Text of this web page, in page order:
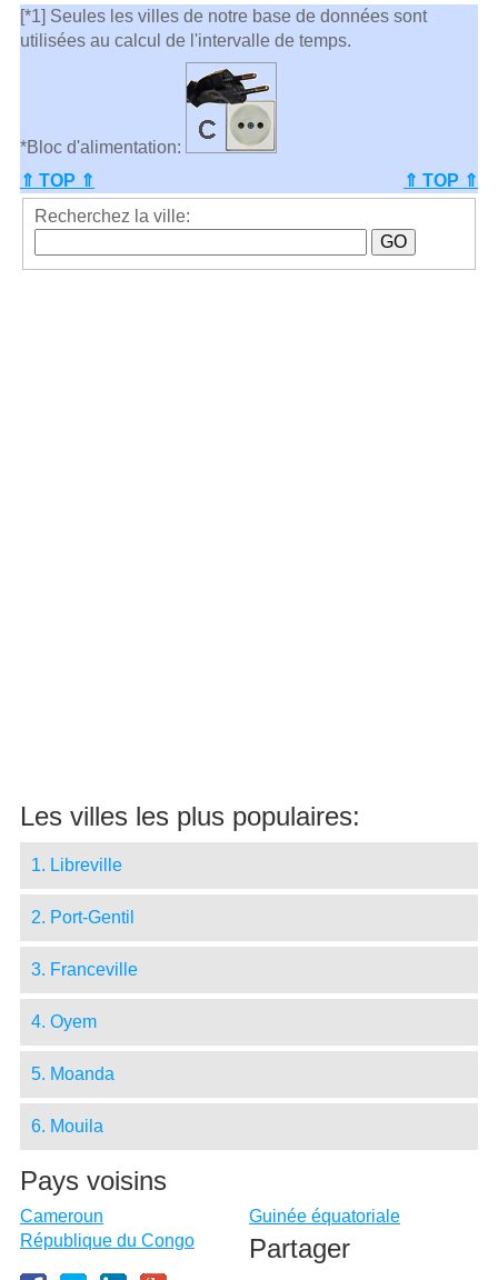
[*1] Seules les villes de notre base de données sont
utilisées au calcul de l'intervalle de temps.
*Bloc d'alimentation:
⇑ TOP ⇑
⇑ TOP ⇑
Recherchez la ville:
Les villes les plus populaires:
1. Libreville
2. Port-Gentil
3. Franceville
4. Oyem
5. Moanda
6. Mouila
Pays voisins
Cameroun
Guinée équatoriale
République du Congo
Partager